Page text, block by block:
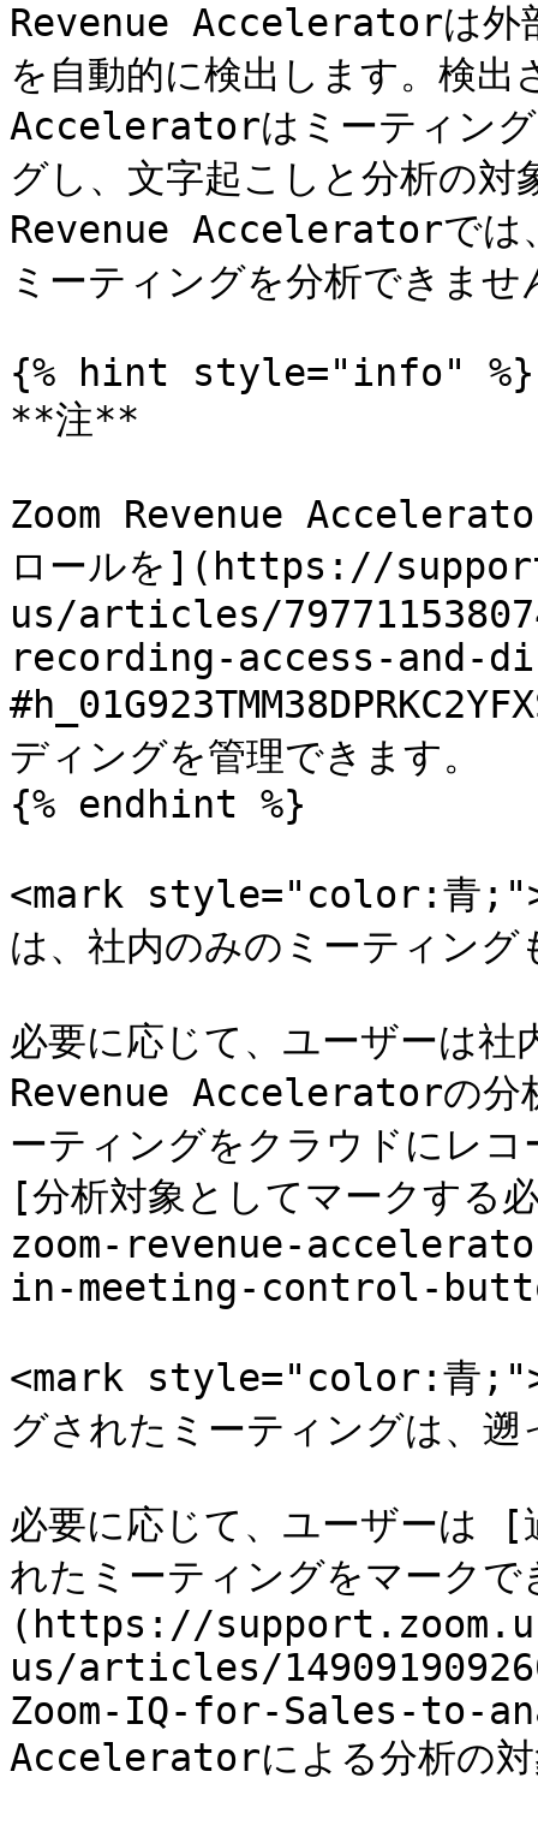
Revenue Acceleratorは外
を自動的に検出します。検
Acceleratorはミーティング
グし、文字起こしと分析の対
Revenue Acceleratorでは
ミーティングを分析できませ
{% hint style="info" %}
**注**
Zoom Revenue
ロールを](https://
us/articles/
recording-access-and-
ディングを管理できます。
{% endhint %}
<mark style="color:青
は、社内のみのミーティン
必要に応じて、ユーザーは社
Revenue Acceleratorの分
ーティングをクラウドにレ
[分析対象としてマークす
zoom-revenue-
in-meeting-control-
<mark style="color:青
グされたミーティングは、
必要に応じて、ユーザーは [
れたミーティングをマーク
(https://
us/articles/
Zoom-IQ-for-Sales-to-
Acceleratorによる分析の対